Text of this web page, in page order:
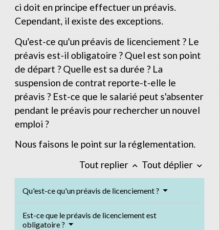
ci doit en principe effectuer un préavis.
Cependant, il existe des exceptions.
Qu'est-ce qu'un préavis de licenciement ? Le
préavis est-il obligatoire ? Quel est son point
de départ ? Quelle est sa durée ? La
suspension de contrat reporte-t-elle le
préavis ? Est-ce que le salarié peut s'absenter
pendant le préavis pour rechercher un nouvel
emploi ?
Nous faisons le point sur la réglementation.
Tout replier keyboard_arrow_up Tout déplier keyboard_arrow_down
Qu'est-ce qu'un préavis de licenciement ?
Est-ce que le préavis de licenciement est
obligatoire ?